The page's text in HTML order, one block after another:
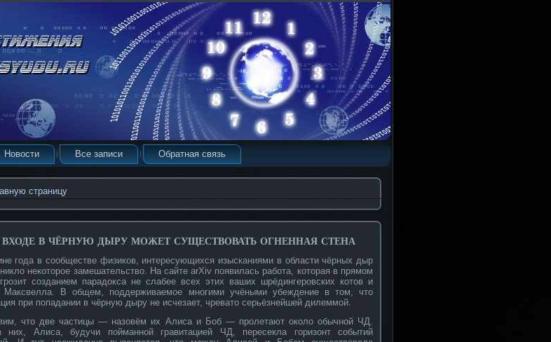
Новости Все записи Обратная связь
страницу
в чёрную дыру может существовать огненная стена
года в сообществе физиков, интересующихся изысканиями в области чёрных дыр
некоторое замешательство. На сайте arXiv появилась работа, которая в прямом
созданием парадокса не слабее всех этих ваших шрёдингеровских котов и
Максвелла. В общем, поддерживаемое многими учёными убеждение в том, что
при попадании в чёрную дыру не исчезает, чревато серьёзнейшей дилеммой.
что две частицы — назовём их Алиса и Боб — пролетают около обычной ЧД.
Алиса, будучи пойманной гравитацией ЧД, пересекла горизонт событий